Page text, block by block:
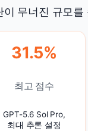
이 무너진 규모를
31.5%
최고 점수
GPT-5.6 Sol Pro,
최대 추론 설정